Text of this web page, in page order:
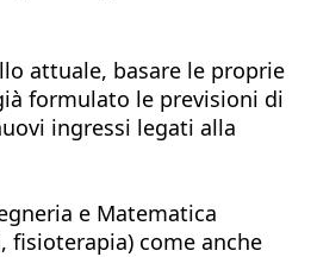
attuale, basare le proprie
formulato le previsioni di
ingressi legati alla
e Matematica
fisioterapia) come anche